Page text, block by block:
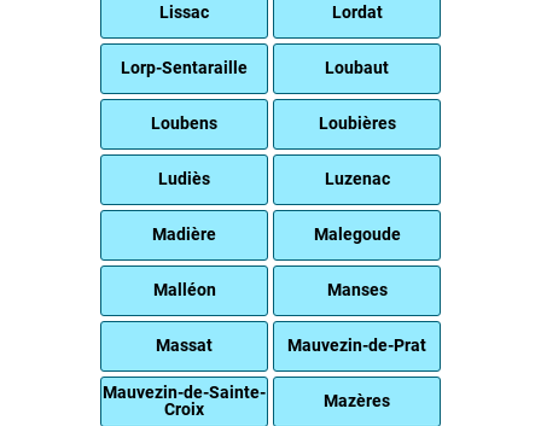
Lissac Lordat
Lorp-Sentaraille Loubaut
Loubens Loubières
Ludiès Luzenac
Madière Malegoude
Malléon Manses
Massat Mauvezin-de-Prat
Mauvezin-de-Sainte-
Croix
Mazères